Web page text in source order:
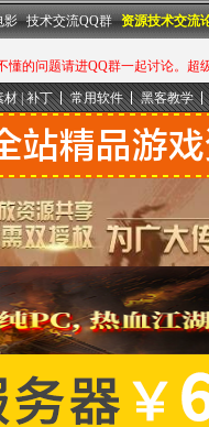
懂的问题请进QQ群一起讨论。超
影 技术交流QQ群 资源技术交流
材 | 补丁 常用软件 黑客教学